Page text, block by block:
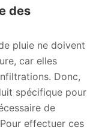
des
pluie ne doivent
car elles
Donc,
spécifique pour
de
effectuer ces